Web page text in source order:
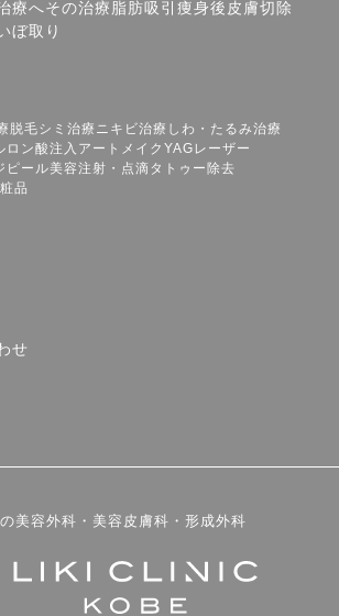
療へその治療脂肪吸引 痩身後皮膚切除
ぼ取り
脱毛シミ治療 ニキビ治療 しわ・たるみ治療
ロン酸注入 アートメイク YAGレーザー
ピール美容注射・点滴 タトゥー除去
品
せ
美容外科・美容皮膚科・形成外科